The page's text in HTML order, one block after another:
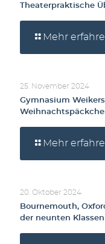
Theaterpraktische
Mehr
25. November 2024
Gymnasium
Mehr
20. Oktober 2024
Bournemouth,
der neunten Klassen